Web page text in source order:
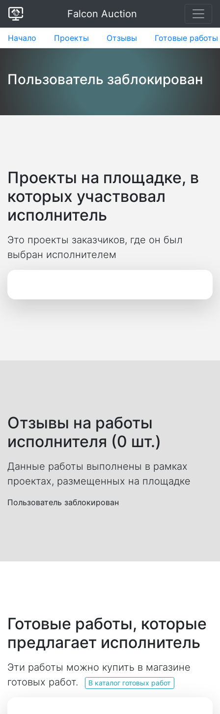
Falcon Auction
Начало Проекты Отзывы Готовые работы
Пользователь заблокирован
Проекты на площадке, в
которых участвовал
исполнитель
Это проекты заказчиков, где он был
выбран исполнителем
Отзывы на работы
исполнителя (0 шт.)
Данные работы выполнены в рамках
проектах, размещенных на площадке
Пользователь заблокирован
Готовые работы, которые
предлагает исполнитель
Эти работы можно купить в магазине
готовых работ.
В каталог готовых работ